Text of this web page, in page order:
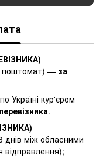
поштомат) — за
Україні кур'єром
.
днів між обласними
відправлення);